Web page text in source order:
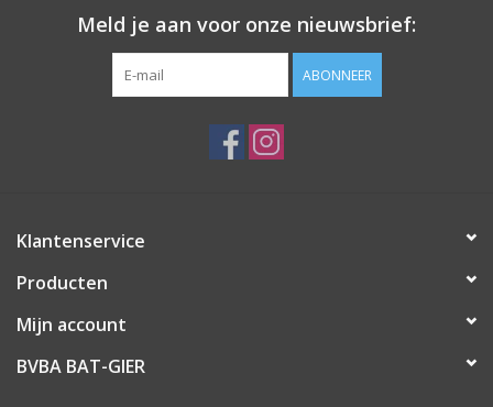
Meld je aan voor onze nieuwsbrief:
ABONNEER
Klantenservice
Producten
Mijn account
BVBA BAT-GIER